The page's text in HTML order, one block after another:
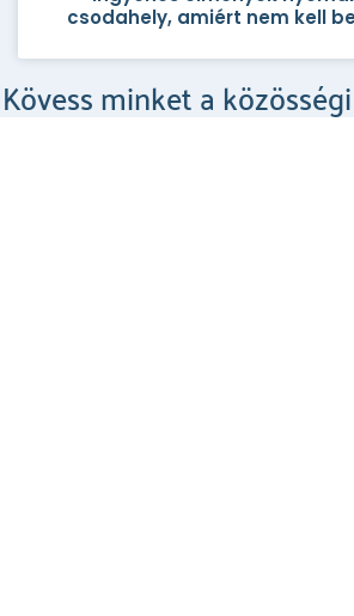
csodahely, amiért nem kell
Kövess minket a
Csodahelyek az